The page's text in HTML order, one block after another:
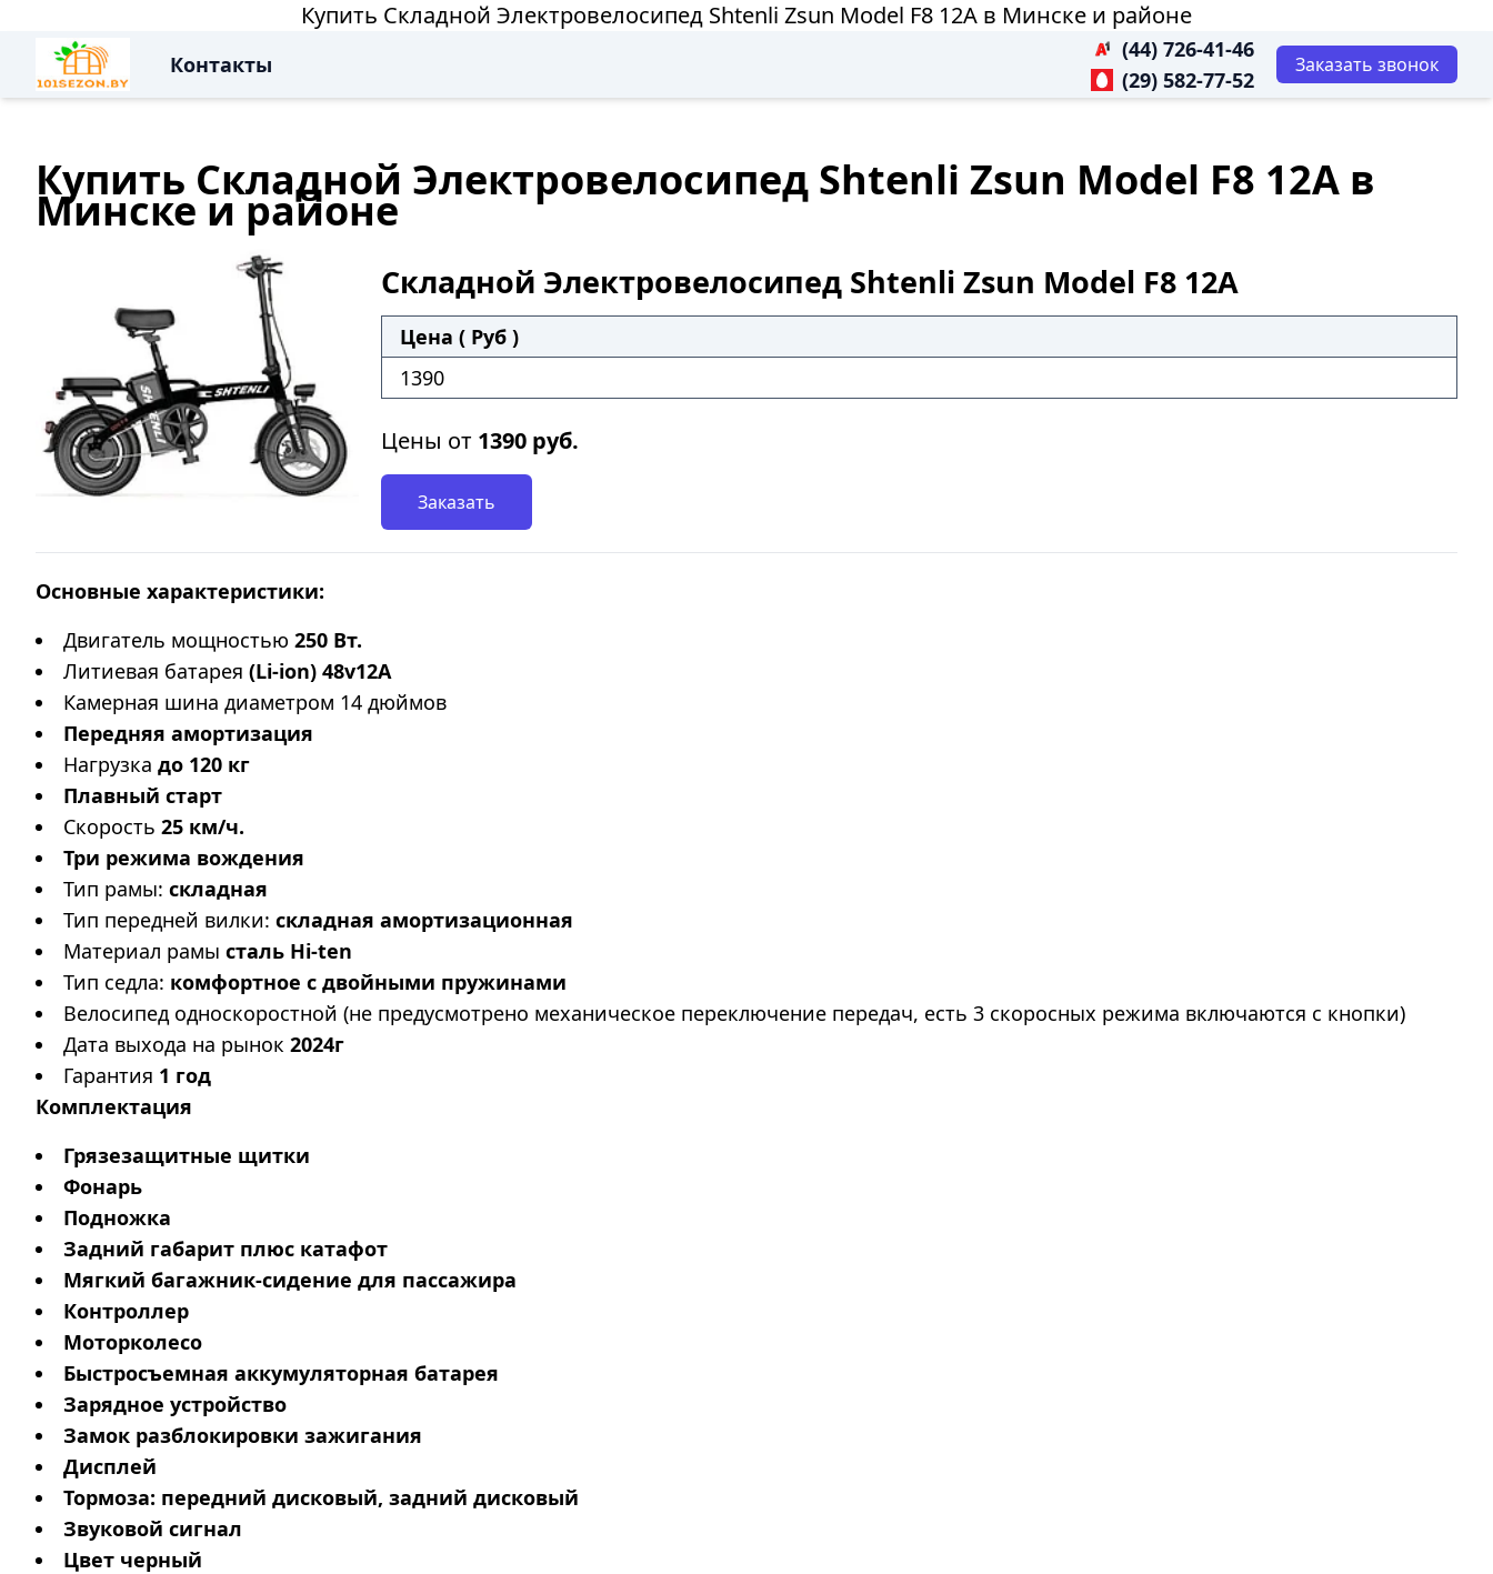
Купить Складной Электровелосипед Shtenli Zsun Model F8 12А в Минске и районе
Контакты
(44) 726-41-46
(29) 582-77-52
Заказать звонок
Купить Складной Электровелосипед Shtenli Zsun Model F8 12А в
Минске и районе
Складной Электровелосипед Shtenli Zsun Model F8 12А
Цена ( Руб )
1390
Цены от 1390 руб.
Заказать
Основные характеристики:
Двигатель мощностью 250 Вт.
Литиевая батарея (Li-ion) 48v12А
Камерная шина диаметром 14 дюймов
Передняя амортизация
Нагрузка до 120 кг
Плавный старт
Скорость 25 км/ч.
Три режима вождения
Тип рамы: складная
Тип передней вилки: складная амортизационная
Материал рамы сталь Hi-ten
Тип седла: комфортное с двойными пружинами
Велосипед односкоростной (не предусмотрено механическое переключение передач, есть 3 скоросных режима включаются с кнопки)
Дата выхода на рынок 2024г
Гарантия 1 год
Комплектация
Грязезащитные щитки
Фонарь
Подножка
Задний габарит плюс катафот
Мягкий багажник-сидение для пассажира
Контроллер
Моторколесо
Быстросъемная аккумуляторная батарея
Зарядное устройство
Замок разблокировки зажигания
Дисплей
Тормоза: передний дисковый, задний дисковый
Звуковой сигнал
Цвет черный